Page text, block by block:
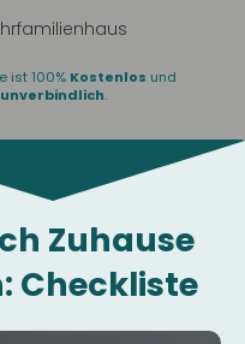
ist 100% Kostenlos und
unverbindlich.
Zuhause
Checkliste